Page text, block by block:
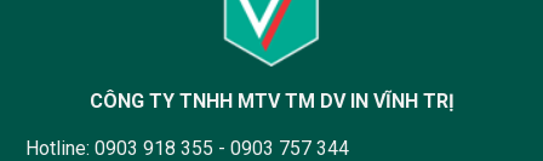
CÔNG TY TNHH MTV TM DV IN VĨNH TRỊ
Hotline: 0903 918 355 - 0903 757 344